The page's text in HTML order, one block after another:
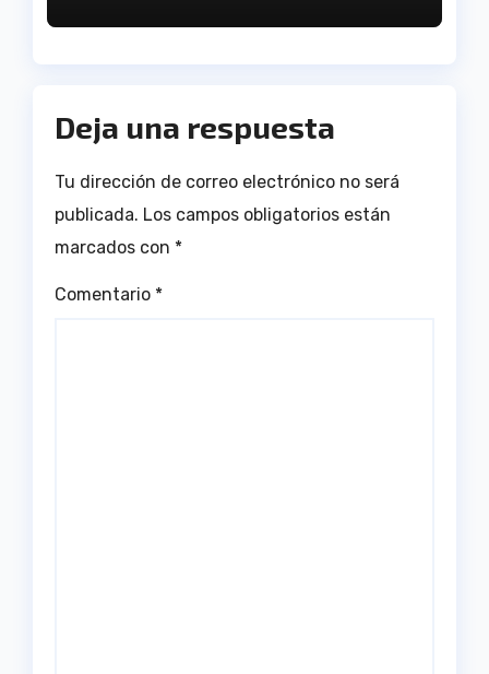
Deja una respuesta
Tu dirección de correo electrónico no será
publicada. Los campos obligatorios están
marcados con *
Comentario *